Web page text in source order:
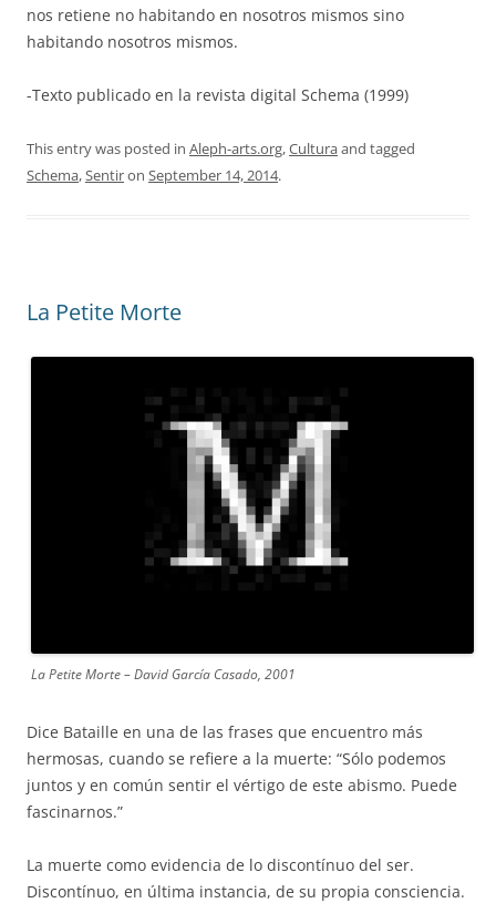
nos retiene no habitando en nosotros mismos sino
habitando nosotros mismos.
-Texto publicado en la revista digital Schema (1999)
This entry was posted in Aleph-arts.org,Culturaand tagged
Schema,Sentiron September 14, 2014.
La Petite Morte
La Petite Morte – David García Casado, 2001
Dice Bataille en una de las frases que encuentro más
hermosas, cuando se refiere a la muerte: “Sólo podemos
juntos y en común sentir el vértigo de este abismo. Puede
fascinarnos.”
La muerte como evidencia de lo discontínuo del ser.
Discontínuo, en última instancia, de su propia consciencia.